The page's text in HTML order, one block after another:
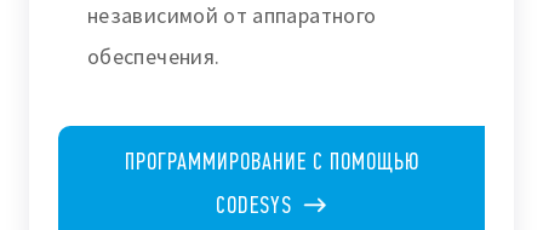
независимой от аппаратного
обеспечения.
ПРОГРАММИРОВАНИЕ С ПОМОЩЬЮ
CODESYS